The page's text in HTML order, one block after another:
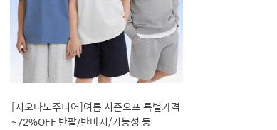
[지오다노주니어]여름 시즌오프 특별가격
~72%OFF 반팔/반바지/기능성 등